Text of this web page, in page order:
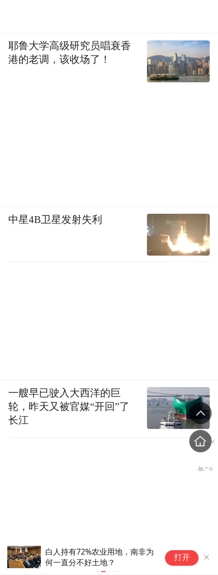
白人持有72%农业用地，南非为
何一直分不好土地？
打开
耶鲁大学高级研究员唱衰香
港的老调，该收场了！
中星4B卫星发射失利
一艘早已驶入大西洋的巨
轮，昨天又被官媒“开回”了
长江
“婚外胚胎案”原配朱女士：